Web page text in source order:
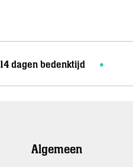
14 dagen bedenktijd
Algemeen